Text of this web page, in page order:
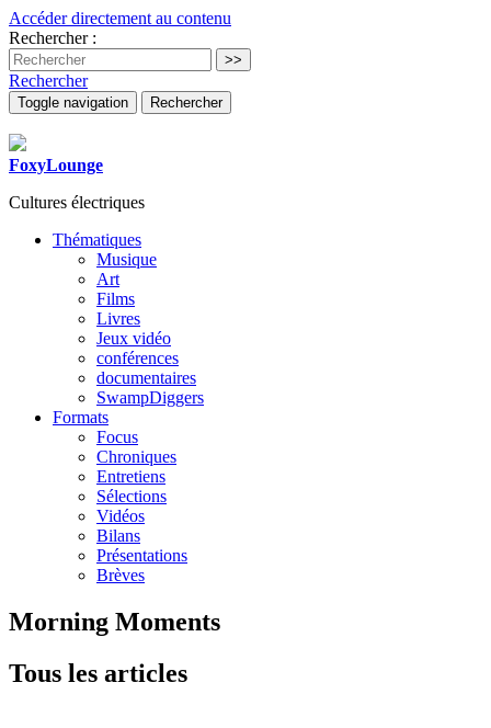
Accéder directement au contenu
Rechercher :
Rechercher
Toggle navigation Rechercher
FoxyLounge
Cultures électriques
Thématiques
Musique
Art
Films
Livres
Jeux vidéo
conférences
documentaires
SwampDiggers
Formats
Focus
Chroniques
Entretiens
Sélections
Vidéos
Bilans
Présentations
Brèves
Morning Moments
Tous les articles